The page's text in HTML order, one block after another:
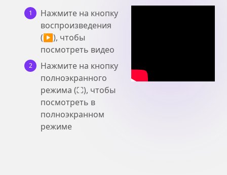
1
Нажмите на кнопку
воспроизведения
(▶), чтобы
посмотреть видео
2
Нажмите на кнопку
полноэкранного
режима (⛶), чтобы
посмотреть в
полноэкранном
режиме